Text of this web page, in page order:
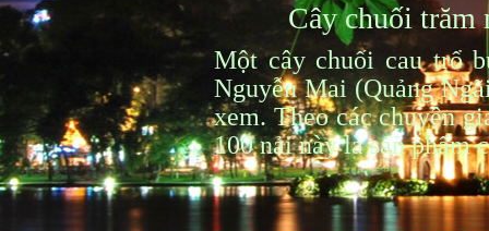
Cây chuối trăm
Một cây chuối cau trổ
Nguyễn Mai (Quảng
xem. Theo các chuyên
100 nải này là sản phẩm